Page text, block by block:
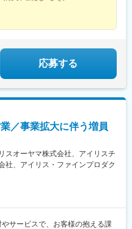
所／ 香川県仲多度郡■沖縄営業所
め、キャリア形成に応じて将来
応募する
／事業拡大に伴う増員
スオーヤマ株式会社、アイリスチ
社、アイリス・ファインプロダク
サービスで、お客様の抱える課